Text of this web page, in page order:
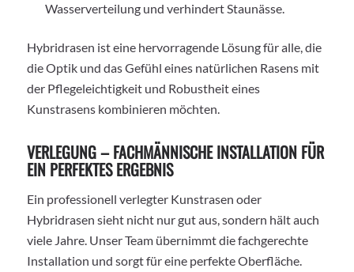
Wasserverteilung und verhindert Staunässe.
Hybridrasen ist eine hervorragende Lösung für alle, die
die Optik und das Gefühl eines natürlichen Rasens mit
der Pflegeleichtigkeit und Robustheit eines
Kunstrasens kombinieren möchten.
VERLEGUNG – FACHMÄNNISCHE INSTALLATION FÜR
EIN PERFEKTES ERGEBNIS
Ein professionell verlegter Kunstrasen oder
Hybridrasen sieht nicht nur gut aus, sondern hält auch
viele Jahre. Unser Team übernimmt die fachgerechte
Installation und sorgt für eine perfekte Oberfläche.